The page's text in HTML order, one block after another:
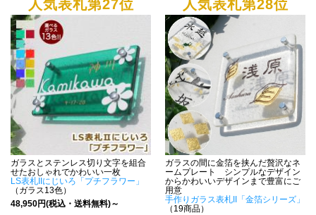
人気表札第27位
ガラスとステンレス切り文字を組合
せたおしゃれでかわいい一枚
LS表札IIにじいろ「プチフラワー」
（ガラス13色）
48,950円(税込・送料無料)～
人気表札第28位
ガラスの間に金箔を挟んだ贅沢なネ
ームプレート シンプルなデザイン
からかわいいデザインまで豊富にご
用意
手作りガラス表札II「金箔シリーズ」
（19商品）